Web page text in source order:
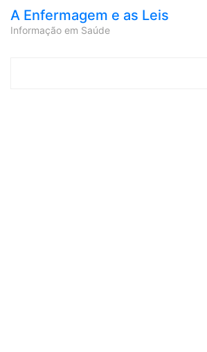
A Enfermagem e as Leis
Informação em Saúde